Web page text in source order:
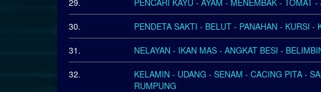
29. PENCARI KAYU - AYAM - MENEMBAK - TOMAT
30. PENDETA SAKTI - BELUT - PANAHAN - KURSI -
31. NELAYAN - IKAN MAS - ANGKAT BESI -
32.
KELAMIN - UDANG - SENAM - CACING PITA -
RUMPUNG